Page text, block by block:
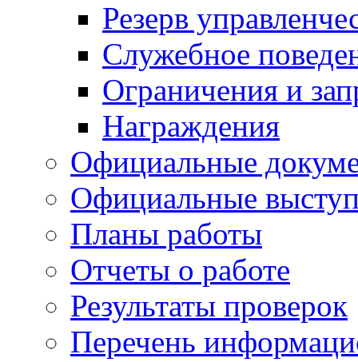
Резерв
Служебное
Ограничения и
Награждения
Официальные
Официальные
Планы работы
Отчеты о работе
Результаты проверок
Перечень